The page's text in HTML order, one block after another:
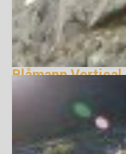
Blåmann Vertical
terepfutás
144185 Nézetek